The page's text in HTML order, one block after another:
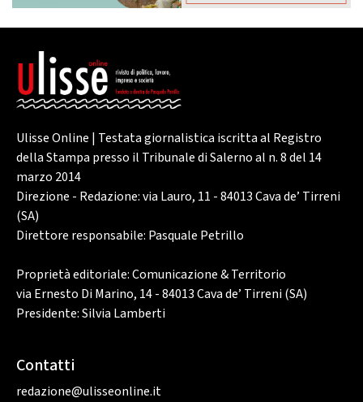
Ulisse Online | Testata giornalistica iscritta al Registro
della Stampa presso il Tribunale di Salerno al n. 8 del 14
marzo 2014
Direzione - Redazione: via Lauro, 11 - 84013 Cava de’ Tirreni
(SA)
Direttore responsabile: Pasquale Petrillo
Proprietà editoriale: Comunicazione & Territorio
via Ernesto Di Marino, 14 - 84013 Cava de’ Tirreni (SA)
Presidente: Silvia Lamberti
Contatti
redazione@ulisseonline.it